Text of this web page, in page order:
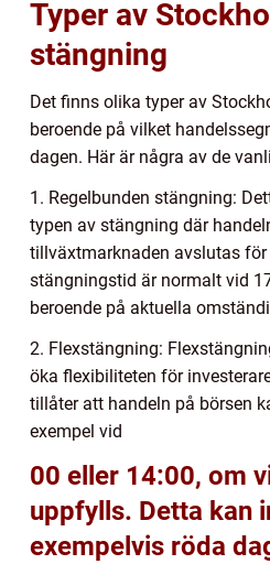
Typer av
stängning
Det finns olika typer av
beroende på vilket
dagen. Här är några av de
1. Regelbunden stängning:
typen av stängning där
tillväxtmarknaden avslutas för
stängningstid är normalt vid
beroende på aktuella
2. Flexstängning:
öka flexibiliteten för
tillåter att handeln på börsen
exempel vid
00 eller 14:00, om
uppfylls. Detta kan
exempelvis röda